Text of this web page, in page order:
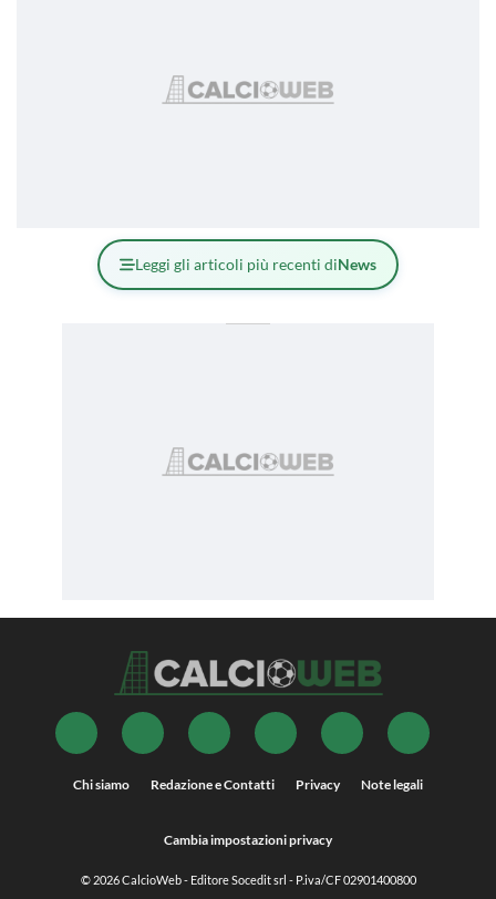
Leggi gli articoli più recenti diNews
Chi siamo Redazione e Contatti Privacy Note legali
Cambia impostazioni privacy
© 2026CalcioWeb- Editore Socedit srl - P.iva/CF 02901400800